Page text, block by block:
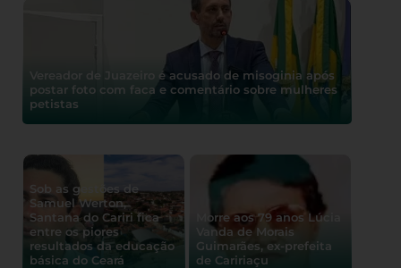
Vereador de Juazeiro é acusado de misoginia após
postar foto com faca e comentário sobre mulheres
petistas
Sob as gestões de
Samuel Werton,
Santana do Cariri fica
entre os piores
resultados da educação
básica do Ceará
Morre aos 79 anos Lúcia
Vanda de Morais
Guimarães, ex-prefeita
de Caririaçu